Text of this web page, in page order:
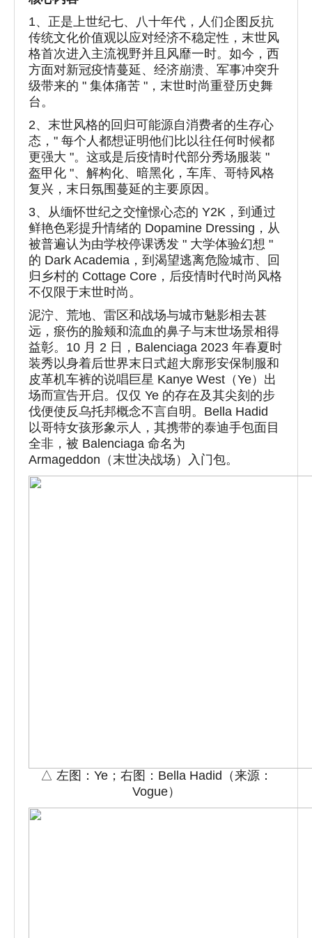
1、正是上世纪七、八十年代，人们企图反抗
传统文化价值观以应对经济不稳定性，末世风
格首次进入主流视野并且风靡一时。如今，西
方面对新冠疫情蔓延、经济崩溃、军事冲突升
级带来的 " 集体痛苦 "，末世时尚重登历史舞
台。
2、末世风格的回归可能源自消费者的生存心
态，" 每个人都想证明他们比以往任何时候都
更强大 "。这或是后疫情时代部分秀场服装 "
盔甲化 "、解构化、暗黑化，车库、哥特风格
复兴，末日氛围蔓延的主要原因。
3、从缅怀世纪之交憧憬心态的 Y2K，到通过
鲜艳色彩提升情绪的 Dopamine Dressing，从
被普遍认为由学校停课诱发 " 大学体验幻想 "
的 Dark Academia，到渴望逃离危险城市、回
归乡村的 Cottage Core，后疫情时代时尚风格
不仅限于末世时尚。
泥泞、荒地、雷区和战场与城市魅影相去甚
远，瘀伤的脸颊和流血的鼻子与末世场景相得
益彰。10 月 2 日，Balenciaga 2023 年春夏时
装秀以身着后世界末日式超大廓形安保制服和
皮革机车裤的说唱巨星 Kanye West（Ye）出
场而宣告开启。仅仅 Ye 的存在及其尖刻的步
伐便使反乌托邦概念不言自明。Bella Hadid
以哥特女孩形象示人，其携带的泰迪手包面目
全非，被 Balenciaga 命名为
Armageddon（末世决战场）入门包。
△ 左图：Ye；右图：Bella Hadid（来源：
Vogue）